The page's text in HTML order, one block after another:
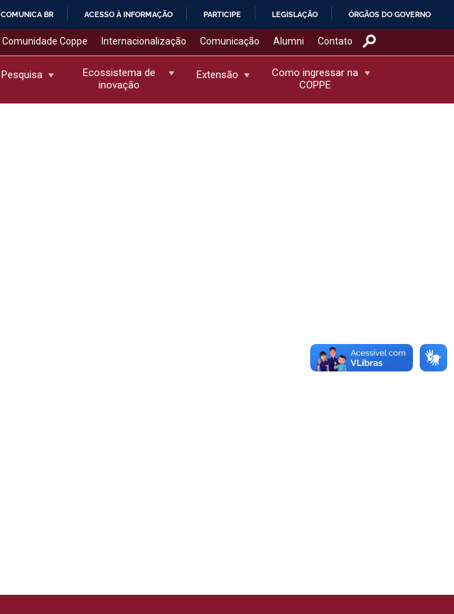
COMUNICA BR ACESSO À INFORMAÇÃO PARTICIPE LEGISLAÇÃO ÓRGÃOS DO GOVERNO
Comunidade Coppe Internacionalização Comunicação Alumni Contato
Pesquisa
Ecossistema de
inovação
Extensão
Como ingressar na
COPPE